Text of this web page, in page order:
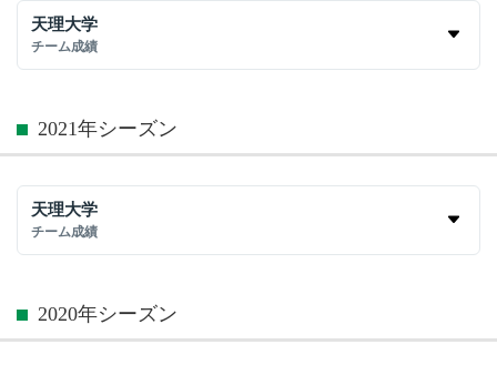
天理大学
チーム成績
2021年シーズン
天理大学
チーム成績
2020年シーズン